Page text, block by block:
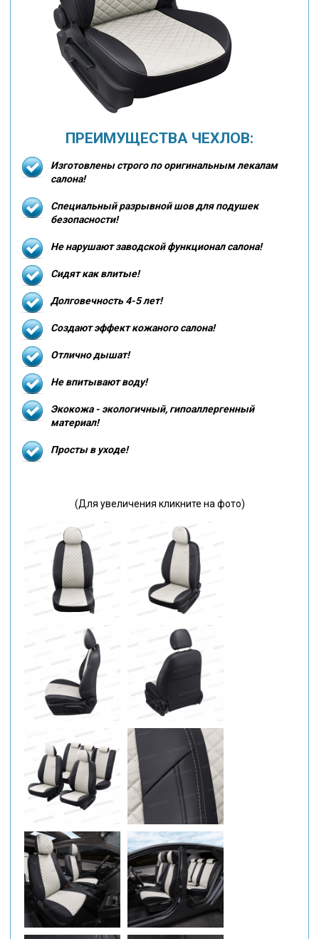
ПРЕИМУЩЕСТВА ЧЕХЛОВ:
Изготовлены строго по оригинальным лекалам
салона!
Специальный разрывной шов для подушек
безопасности!
Не нарушают заводской функционал салона!
Сидят как влитые!
Долговечность 4-5 лет!
Создают эффект кожаного салона!
Отлично дышат!
Не впитывают воду!
Экокожа - экологичный, гипоаллергенный
материал!
Просты в уходе!
(Для увеличения кликните на фото)